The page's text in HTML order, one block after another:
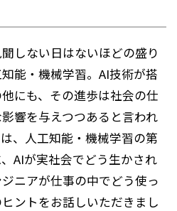
しない日はないほどの盛り
能・機械学習。AI技術が搭
にも、その進歩は社会の仕
響を与えつつあると言われ
、人工知能・機械学習の第
AIが実社会でどう生かされ
ニアが仕事の中でどう使っ
ントをお話しいただきまし